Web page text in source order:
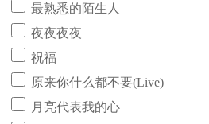
最熟悉的陌生人
夜夜夜夜
祝福
原来你什么都不要(Live)
月亮代表我的心